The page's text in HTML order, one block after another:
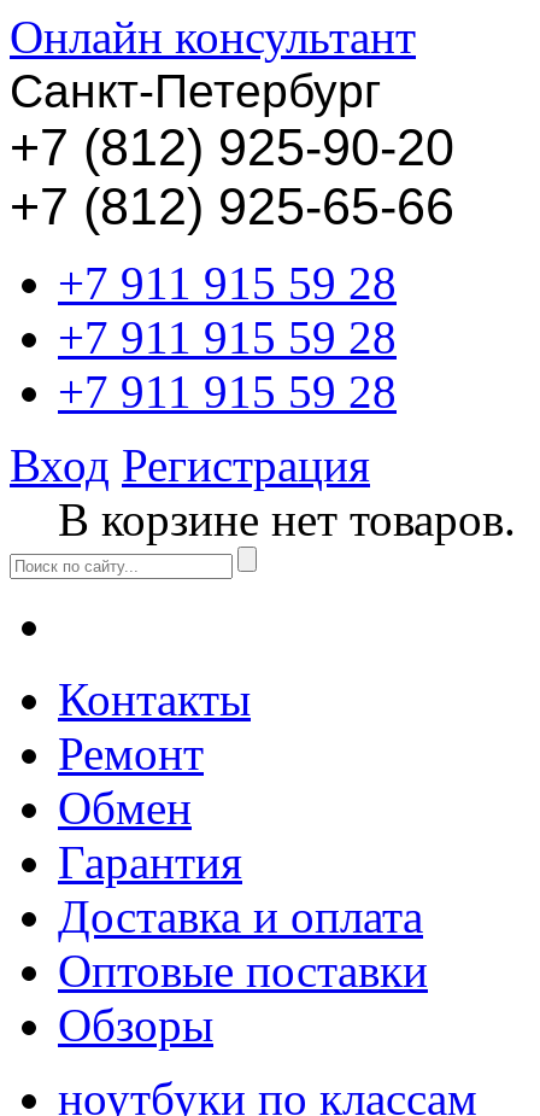
Онлайн консультант
Санкт-Петербург
+7 (812) 925-90-20
+7 (812) 925-65-66
+7 911 915 59 28
+7 911 915 59 28
+7 911 915 59 28
Вход Регистрация
В корзине нет товаров.
Контакты
Ремонт
Обмен
Гарантия
Доставка и оплата
Оптовые поставки
Обзоры
ноутбуки по классам